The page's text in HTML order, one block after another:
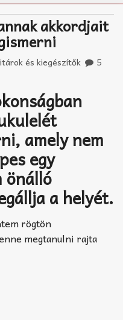
akkordjait
és kiegészítők
5
amely nem
egy
önálló
a helyét.
rögtön
megtanulni rajta